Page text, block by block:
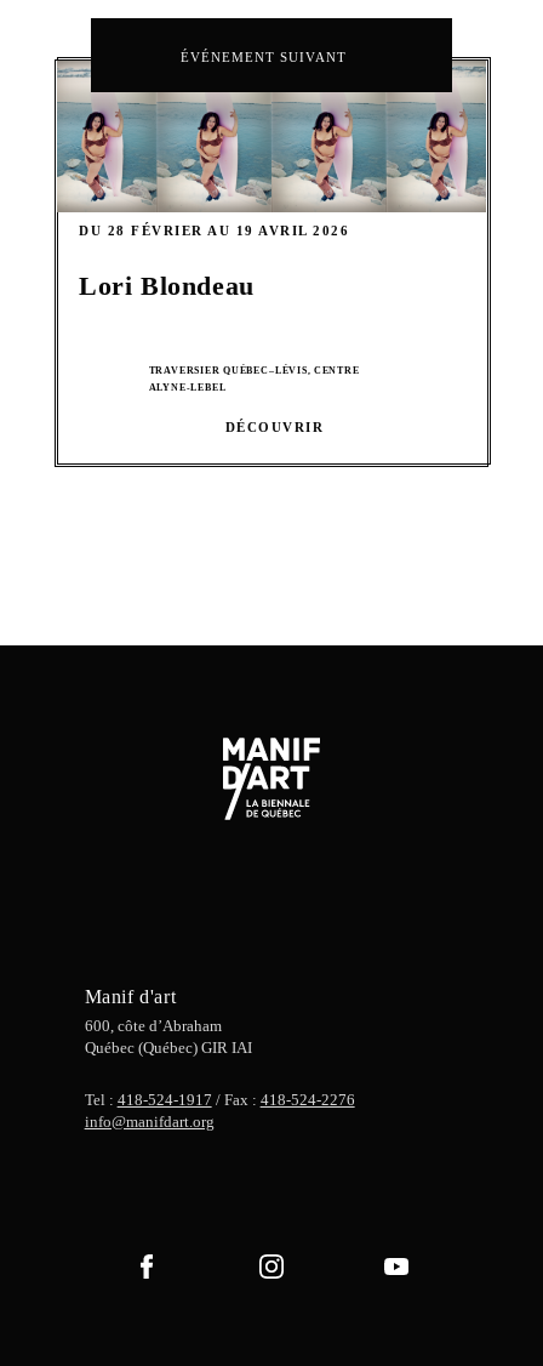
ÉVÉNEMENT SUIVANT
DU 28 FÉVRIER AU 19 AVRIL 2026
Lori Blondeau
TRAVERSIER QUÉBEC–LÉVIS, CENTRE
ALYNE-LEBEL
DÉCOUVRIR
Manif d'art
600, côte d’Abraham
Québec (Québec) GIR IAI
Tel : 418-524-1917 / Fax : 418-524-2276
info@manifdart.org